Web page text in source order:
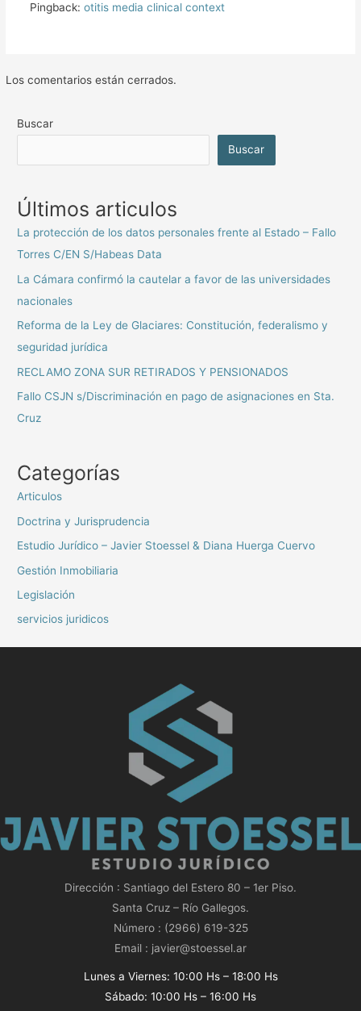
Pingback: otitis media clinical context
Los comentarios están cerrados.
Buscar
Buscar
Últimos articulos
La protección de los datos personales frente al Estado – Fallo
Torres C/EN S/Habeas Data
La Cámara confirmó la cautelar a favor de las universidades
nacionales
Reforma de la Ley de Glaciares: Constitución, federalismo y
seguridad jurídica
RECLAMO ZONA SUR RETIRADOS Y PENSIONADOS
Fallo CSJN s/Discriminación en pago de asignaciones en Sta.
Cruz
Categorías
Articulos
Doctrina y Jurisprudencia
Estudio Jurídico – Javier Stoessel & Diana Huerga Cuervo
Gestión Inmobiliaria
Legislación
servicios juridicos
Dirección : Santiago del Estero 80 – 1er Piso.
Santa Cruz – Río Gallegos.
Número : (2966) 619-325
Email : javier@stoessel.ar
Lunes a Viernes: 10:00 Hs – 18:00 Hs
Sábado: 10:00 Hs – 16:00 Hs